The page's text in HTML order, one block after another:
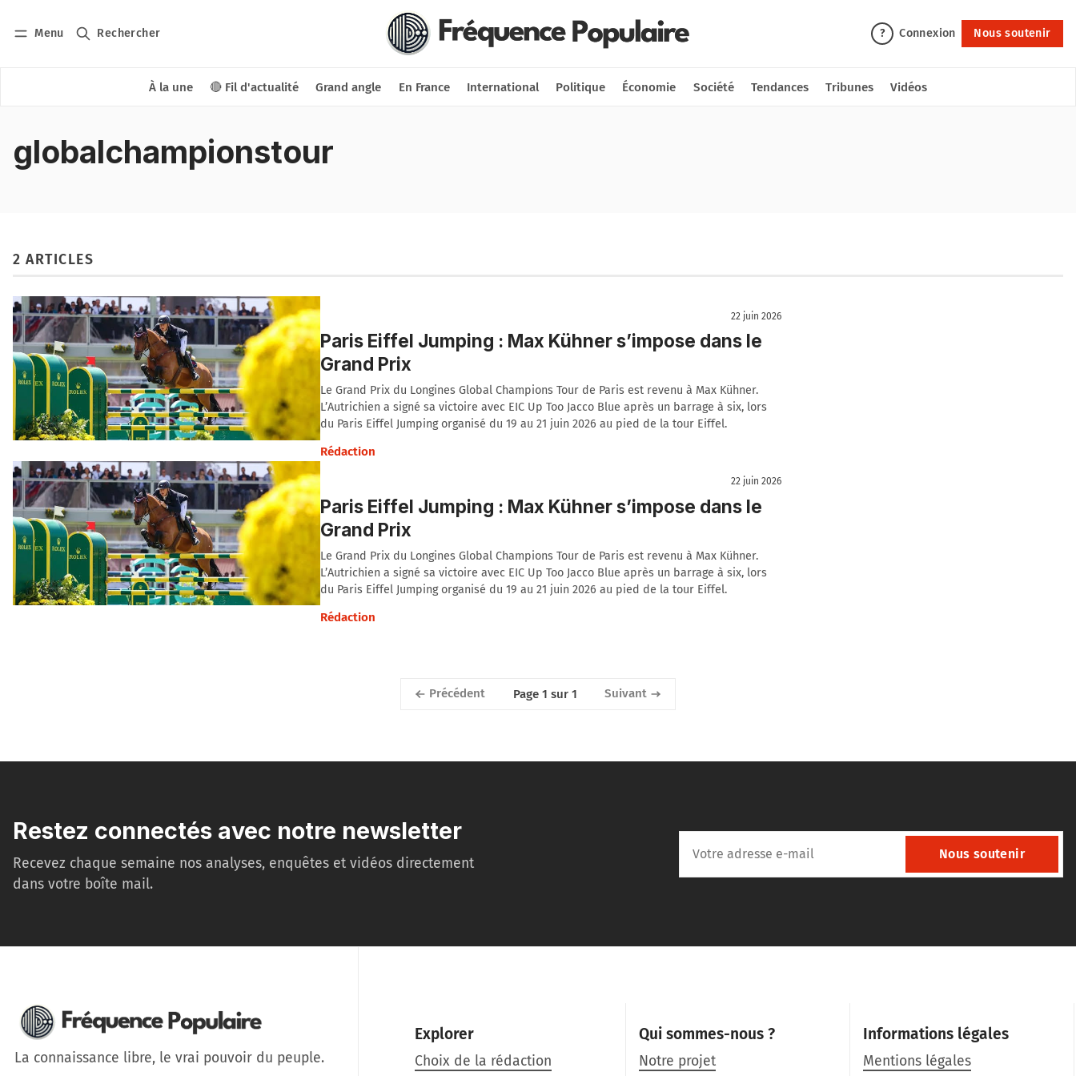
Menu Rechercher ? Connexion Nous soutenir
À la une 🔴 Fil d'actualité Grand angle En France International Politique Économie Société Tendances Tribunes Vidéos
Nous soutenir
globalchampionstour
2 ARTICLES
22 juin 2026
Paris Eiffel Jumping : Max Kühner s’impose dans le
Grand Prix
Le Grand Prix du Longines Global Champions Tour de Paris est revenu à Max Kühner.
L’Autrichien a signé sa victoire avec EIC Up Too Jacco Blue après un barrage à six, lors
du Paris Eiffel Jumping organisé du 19 au 21 juin 2026 au pied de la tour Eiffel.
Rédaction
22 juin 2026
Paris Eiffel Jumping : Max Kühner s’impose dans le
Grand Prix
Le Grand Prix du Longines Global Champions Tour de Paris est revenu à Max Kühner.
L’Autrichien a signé sa victoire avec EIC Up Too Jacco Blue après un barrage à six, lors
du Paris Eiffel Jumping organisé du 19 au 21 juin 2026 au pied de la tour Eiffel.
Rédaction
Précédent Page 1 sur 1 Suivant
Restez connectés avec notre newsletter
Recevez chaque semaine nos analyses, enquêtes et vidéos directement
dans votre boîte mail.
Nous soutenir
La connaissance libre, le vrai pouvoir du peuple.
Explorer
Choix de la rédaction
Qui sommes-nous ?
Notre projet
Informations légales
Mentions légales